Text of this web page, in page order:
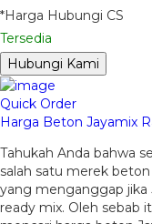
*Harga Hubungi CS
Tersedia
Hubungi Kami
Quick Order
Harga Beton Jayamix
Tahukah Anda bahwa
salah satu merek
yang menganggap jika
ready mix. Oleh sebab